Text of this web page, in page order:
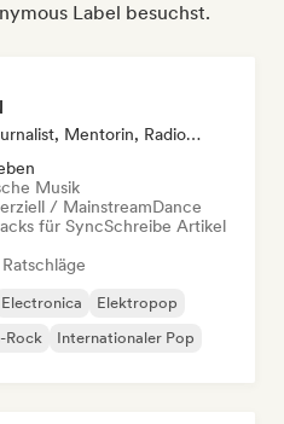
Label besuchst.
Media Outlet/Journalist, Mentorin, Radiosender, Sync Supervisor
Musik
/ MainstreamDance
für SyncSchreibe Artikel
Electronica
Elektropop
Rock Internationaler Pop